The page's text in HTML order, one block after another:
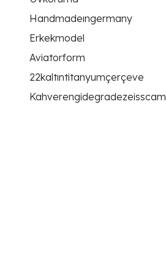
Handmadeıngermany
Erkekmodel
Aviatorform
22kaltıntitanyumçerçeve
Kahverengidegradezeisscam